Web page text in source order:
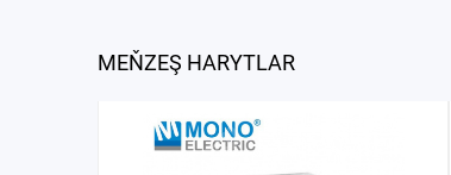
MEŇZEŞ HARYTLAR